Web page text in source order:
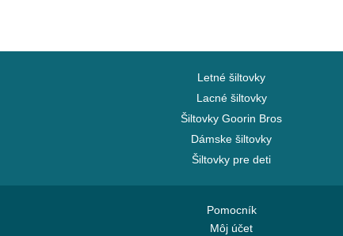
Letné šiltovky
Lacné šiltovky
Šiltovky Goorin Bros
Dámske šiltovky
Šiltovky pre deti
Pomocník
Môj účet